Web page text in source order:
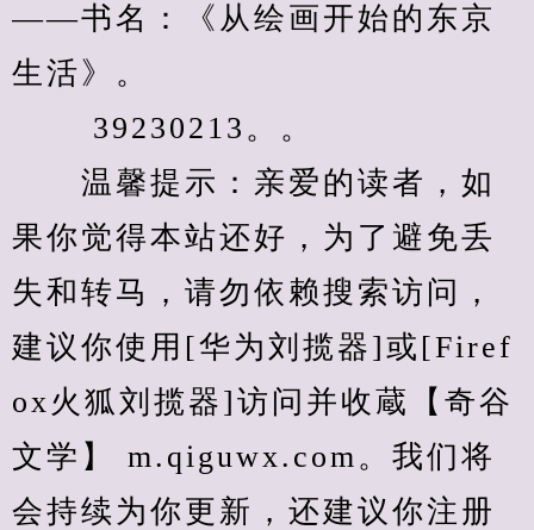
——书名：《从绘画开始的东京
生活》。
39230213。。
温馨提示：亲爱的读者，如
果你觉得本站还好，为了避免丢
失和转马，请勿依赖搜索访问，
建议你使用[华为刘揽器]或[Firef
ox火狐刘揽器]访问并收蔵【奇谷
文学】 m.qiguwx.com。我们将
会持续为你更新，还建议你注册